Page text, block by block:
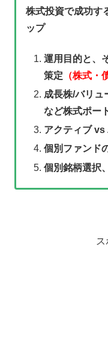
株式投資で成功す
ップ
運用目的と、
策定 （株式・
成長株/バリュ
など株式ポー
アクティブ vs
個別ファンド
個別銘柄選択
ス